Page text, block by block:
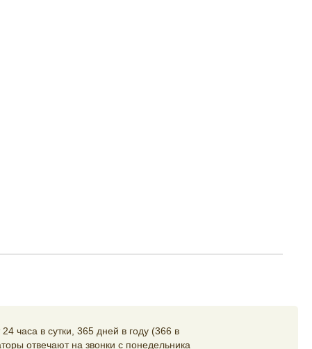
часа в сутки, 365 дней в году (366 в
отвечают на звонки с понедельника